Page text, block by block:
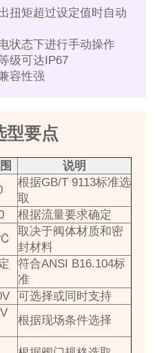
扭矩超过设定值时自动
状态下进行手动操作
级可达IP67
容性强
型要点
说明
根据GB/T 9113标准选
取
根据流量要求确定
取决于阀体材质和密
封材料
符合ANSI B16.104标
准
可选择或同时支持
根据现场条件选择